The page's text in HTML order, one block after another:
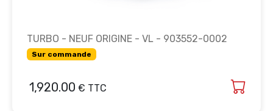
TURBO - NEUF ORIGINE - VL - 903552-0002
Sur commande
1,920.00 € TTC